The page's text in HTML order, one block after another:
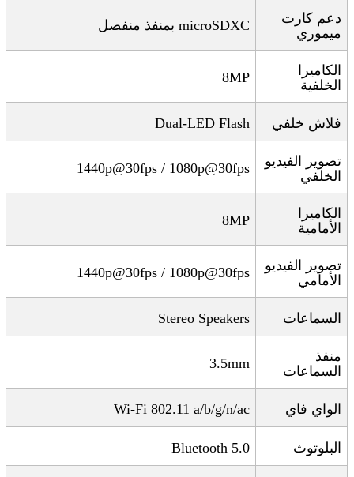
دعم كارت
ميموري
microSDXC بمنفذ منفصل
الكاميرا
الخلفية
8MP
فلاش خلفي Dual-LED Flash
تصوير الفيديو
الخلفي
1440p@30fps / 1080p@30fps
الكاميرا
الأمامية
8MP
تصوير الفيديو
الأمامي
1440p@30fps / 1080p@30fps
السماعات Stereo Speakers
منفذ
السماعات
3.5mm
الواي فاي Wi-Fi 802.11 a/b/g/n/ac
البلوتوث Bluetooth 5.0